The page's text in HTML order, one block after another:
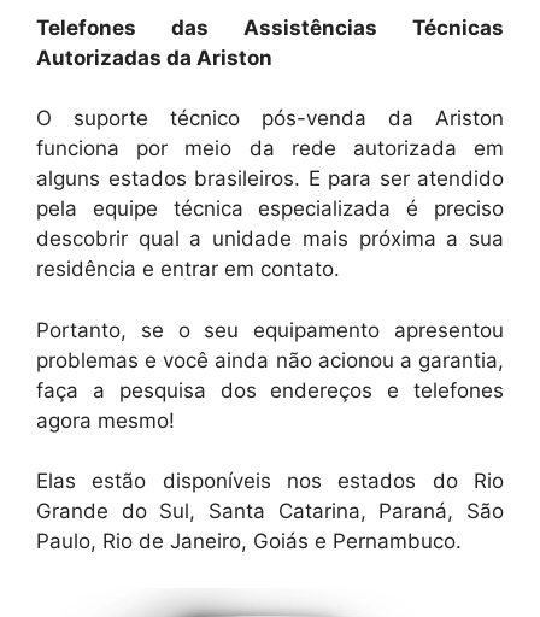
Telefones das Assistências Técnicas
Autorizadas da Ariston
O suporte técnico pós-venda da Ariston
funciona por meio da rede autorizada em
alguns estados brasileiros. E para ser atendido
pela equipe técnica especializada é preciso
descobrir qual a unidade mais próxima a sua
residência e entrar em contato.
Portanto, se o seu equipamento apresentou
problemas e você ainda não acionou a garantia,
faça a pesquisa dos endereços e telefones
agora mesmo!
Elas estão disponíveis nos estados do Rio
Grande do Sul, Santa Catarina, Paraná, São
Paulo, Rio de Janeiro, Goiás e Pernambuco.